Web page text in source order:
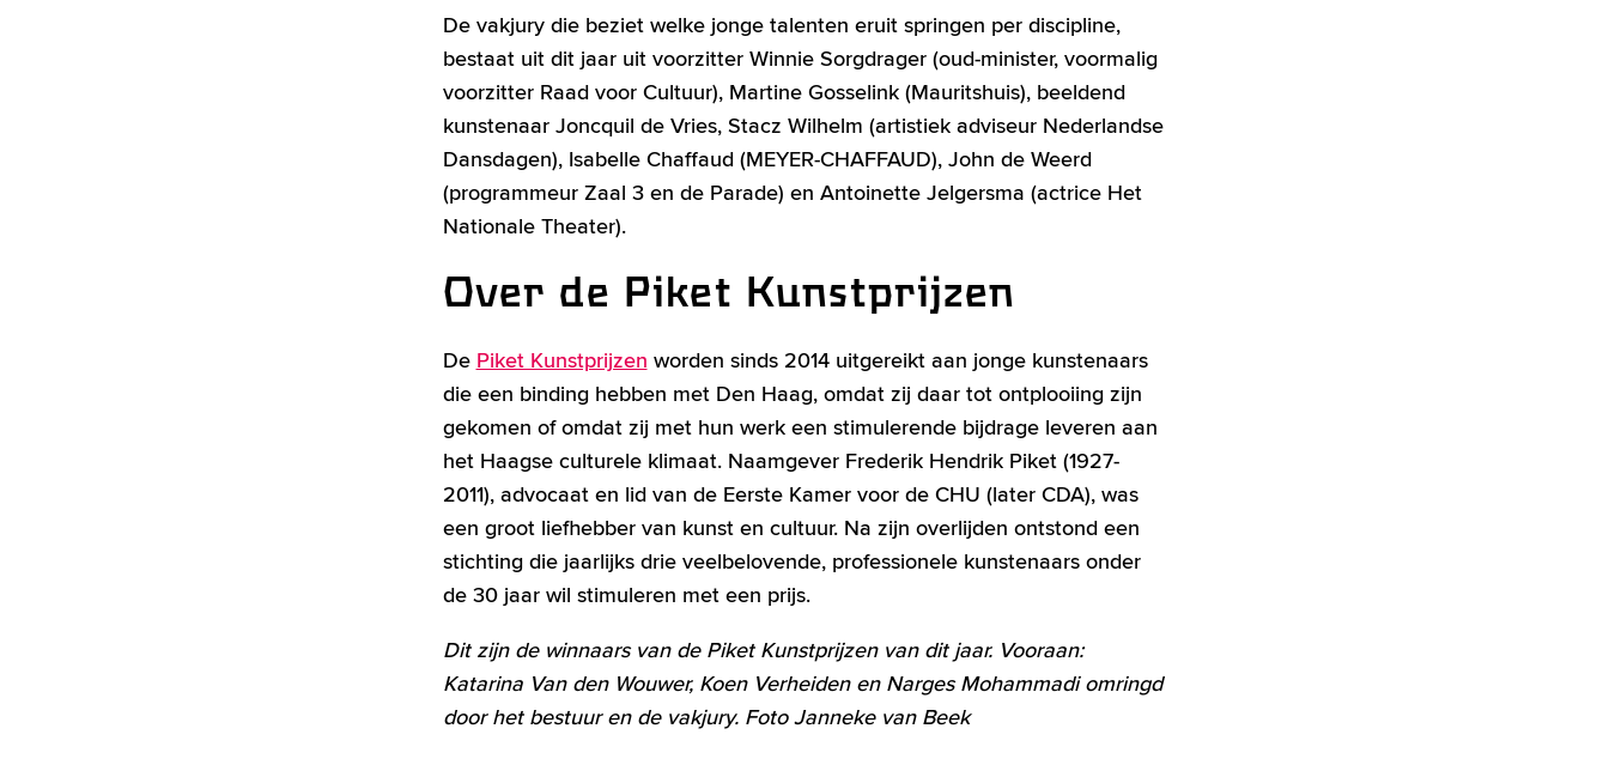
De vakjury die beziet welke jonge talenten eruit springen per discipline,
bestaat uit dit jaar uit voorzitter Winnie Sorgdrager (oud-minister, voormalig
voorzitter Raad voor Cultuur), Martine Gosselink (Mauritshuis), beeldend
kunstenaar Joncquil de Vries, Stacz Wilhelm (artistiek adviseur Nederlandse
Dansdagen), Isabelle Chaffaud (MEYER-CHAFFAUD), John de Weerd
(programmeur Zaal 3 en de Parade) en Antoinette Jelgersma (actrice Het
Nationale Theater).
Over de Piket Kunstprijzen
De Piket Kunstprijzen worden sinds 2014 uitgereikt aan jonge kunstenaars
die een binding hebben met Den Haag, omdat zij daar tot ontplooiing zijn
gekomen of omdat zij met hun werk een stimulerende bijdrage leveren aan
het Haagse culturele klimaat. Naamgever Frederik Hendrik Piket (1927-
2011), advocaat en lid van de Eerste Kamer voor de CHU (later CDA), was
een groot liefhebber van kunst en cultuur. Na zijn overlijden ontstond een
stichting die jaarlijks drie veelbelovende, professionele kunstenaars onder
de 30 jaar wil stimuleren met een prijs.
Dit zijn de winnaars van de Piket Kunstprijzen van dit jaar. Vooraan:
Katarina Van den Wouwer, Koen Verheiden en Narges Mohammadi omringd
door het bestuur en de vakjury. Foto Janneke van Beek